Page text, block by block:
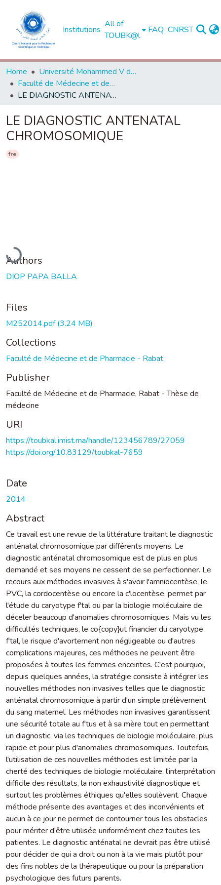
Institutions
All of
TOUBK@l
FAQ CNRST
Home
Université Mohammed V de Rabat
Faculté de Médecine et de Pharmacie - Rabat
LE DIAGNOSTIC ANTENATAL CHROMOSOMIQUE
LE DIAGNOSTIC ANTENATAL
CHROMOSOMIQUE
fre
Loading...
Authors
DIOP PAPA BALLA
Files
M252014.pdf(3.24 MB)
Collections
Faculté de Médecine et de Pharmacie - Rabat
Publisher
Faculté de Médecine et de Pharmacie, Rabat - Thèse de
médecine
URI
https://toubkal.imist.ma/handle/123456789/27059
https://doi.org/10.83129/toubkal-7659
Date
2014
Abstract
Ce travail est une revue de la littérature traitant le diagnostic
anténatal chromosomique par différents moyens. Le
diagnostic anténatal chromosomique est de plus en plus
demandé et ses moyens ne cessent de se perfectionner. Le
recours aux méthodes invasives à s'avoir l'amniocentèse, le
PVC, la cordocentèse ou encore la c'locentèse, permet par
l'étude du caryotype f'tal ou par la biologie moléculaire de
déceler beaucoup d'anomalies chromosomiques. Mais vu les
difficultés techniques, le co{copy}ut financier du caryotype
f'tal, le risque d'avortement non négligeable ou d'autres
complications majeures, ces méthodes ne peuvent être
proposées à toutes les femmes enceintes. C'est pourquoi,
depuis quelques années, la stratégie consiste à intégrer les
nouvelles méthodes non invasives telles que le diagnostic
anténatal chromosomique à partir d'un simple prélèvement
du sang maternel. Les méthodes non invasives garantissent
une sécurité totale au f'tus et à sa mère tout en permettant
un diagnostic, via les techniques de biologie moléculaire, plus
rapide et pour plus d'anomalies chromosomiques. Toutefois,
l'utilisation de ces nouvelles méthodes est limitée par la
cherté des techniques de biologie moléculaire, l'interprétation
difficile des résultats, la non exhaustivité diagnostique et
surtout les problèmes éthiques qu'elles soulèvent. Chaque
méthode présente des avantages et des inconvénients et
aucun à ce jour ne permet de contourner tous les obstacles
pour mériter d'être utilisée uniformément chez toutes les
patientes. Le diagnostic anténatal ne devrait pas être utilisé
pour décider de qui a droit ou non à la vie mais plutôt pour
des fins nobles de la thérapeutique ou pour la préparation
psychologique des futurs parents.